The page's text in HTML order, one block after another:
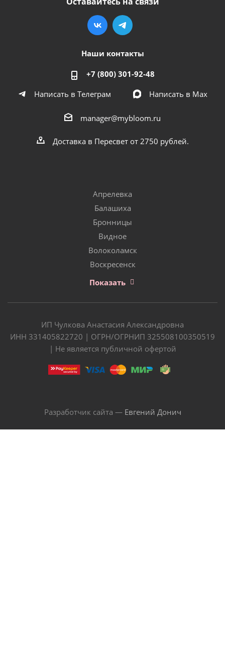
Наши контакты
+7 (800) 301-92-48
Написать в Телеграм
Написать в Мах
manager@mybloom.ru
Доставка в Пересвет от 2750 рублей.
Апрелевка
Балашиха
Бронницы
Видное
Волоколамск
Воскресенск
Показать
ИП Чулкова Анастасия Александровна
ИНН 331405822720 | ОГРН/ОГРНИП 325508100350519
| Не является публичной офертой
Разработчик сайта — Евгений Донич